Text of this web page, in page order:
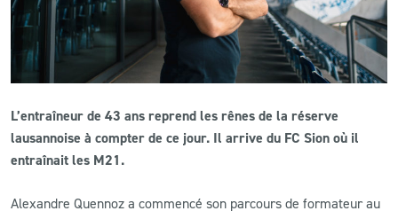
CONTACT
ACTUALITÉS
LS ACADEMY CAMPS
MATCH DES CELEBRITES
L’entraîneur de 43 ans reprend les rênes de la réserve
lausannoise à compter de ce jour. Il arrive du FC Sion où il
entraînait les M21.
Alexandre Quennoz a commencé son parcours de formateur au